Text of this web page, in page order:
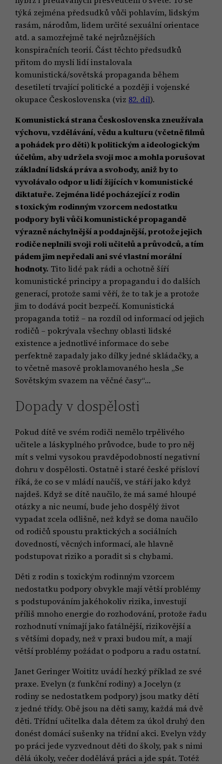
týká zejména předsudků vůči pohlavím, lidským
rasám, národům, lidem určité sexuální orientace
atd. a samozřejmě také nejrůznějších
konspiračních teorií. Část těchto předsudků
přitom do myslí lidí instalovala
komunistická/sovětská propaganda během
desetiletí trvající politické a později i vojenské
okupace Československa (viz 82. díl).
Komunistická strana Československa zneužívala
výchovu, vzdělávání, vědu a kulturu (včetně filmů
a pohádek pro děti) k politickým a ideologickým
účelům, aby udržela svoji moc a mohla porušovat
základní lidská práva a svobody, aniž by to
vyvolávalo odpor u lidí žijících v komunistické
diktatuře. Zejména lidé pocházející z rodin
s toxickým rodinným vzorcem nedostatku
podpory byli vůči komunistické propagandě
výrazně náchylnější a poddajnější, protože jejich
rodiče neplnili svoji roli učitelů a průvodců, a tím
pádem jim nepředali ani své vlastní morální
hodnoty. Tito lidé pak rádi a ochotně šíří
komunistické principy a propagandu i do dalších
generací, protože sami věří, že to tak je a protože
jim to dodává pocit bezpečí. Komunistická
propaganda totiž – na rozdíl od informací od jejich
rodičů – pokrývala všechny oblasti lidské
existence a jednotlivé informace do sebe
perfektně zapadaly jako dílky jedné skládačky, a
to včetně masově proklamovaného hesla „Se
Sovětským svazem na věčné časy“…
Dopady v dospělosti
Pokud dítě ve svém rodiči nemělo trpělivého
učitele a láskyplného průvodce, bude to pro něj
mít s velmi vysokou pravděpodobností negativní
dohru v dospělosti. Ostatně i staré české přísloví
říká, že co se v mládí naučíš, ve stáří jako když
najdeš. Když se dítě naučilo, že má samé hloupé
otázky a nic neumí, bude jeho dospělý život
vypadat zcela odlišně, než když se doma naučilo
od rodičů spoustu praktických a sociálních
dovedností, věcných informací, ale hlavně
podstupovat riziko a poradit si s chybami.
Děti z rodin s toxickým rodinným vzorcem
nedostatku podpory obvykle mají větší problémy
s podstupováním jakéhokoliv rizika, investují
příliš mnoho energie do rozhodování, protože řadu
rozhodnutí vnímají jako fatálnější, rizikovější a
s většími dopady, než v praxi budou mít, a mají
větší problémy požádat o podporu a radu ostatní.
Janet Geringer Woititz uvádí hezký příklad ze své
praxe. Evelyn (z funkční rodiny) a Jocelyn (z
rodiny se nedostatkem podpory) jsou matky dětí
z jedné třídy. Obě jsou na děti samy, každá má dvě
děti. Třídní učitelka dala dětem za úkol druhý den
donést domácí sušenky na třídní akci. Evelyn vždy
po práci jede vyzvednout děti do školy, pak s nimi
dělá úkoly, večer dodělává práci a jde spát. Totéž